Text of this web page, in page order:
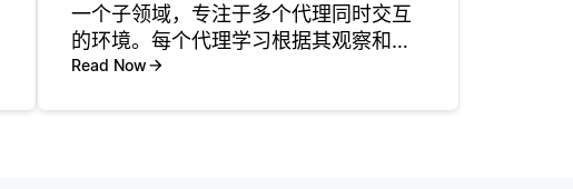
一个子领域，专注于多个代理同时交互
的环境。每个代理学习根据其观察和经
验做出决策，调整其策略不仅实现其目
Read Now